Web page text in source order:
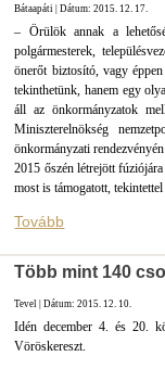
Bátaapáti | Dátum: 2015. 12. 17.
– Örülök annak a
polgármesterek,
önerőt biztosító, vagy
tekinthetünk, hanem egy
áll az önkormányzatok
Miniszterelnökség
önkormányzati
2015 őszén létrejött
most is támogatott,
Tovább
Több mint 140
Tevel | Dátum: 2015. 12. 10.
Idén december 4. és 20.
Vöröskereszt.